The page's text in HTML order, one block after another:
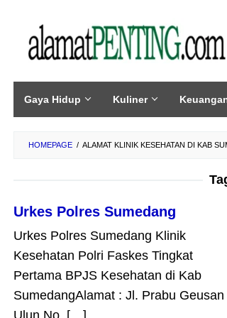
content
Gaya Hidup Kuliner
HOMEPAGE / ALAMAT KLINIK KESEHATAN DI KAB
Urkes Polres Sumedang
Urkes Polres Sumedang Klinik
Kesehatan Polri Faskes Tingkat
Pertama BPJS Kesehatan di Kab
SumedangAlamat : Jl. Prabu Geusan
Ulun No. […]